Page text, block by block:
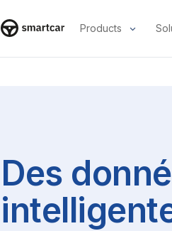
Products
Des